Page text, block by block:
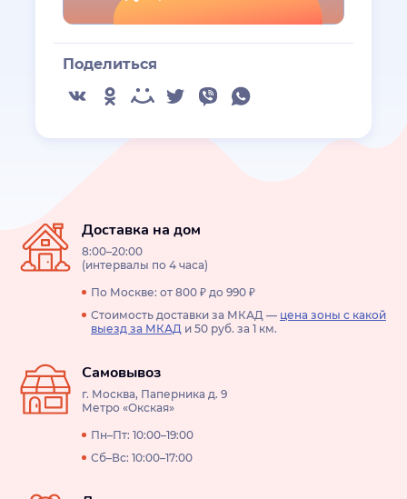
Поделиться
Доставка на дом
8:00–20:00
(интервалы по 4 часа)
По Москве: от 800 ₽ до 990 ₽
Стоимость доставки за МКАД — цена зоны с какой
выезд за МКАД и 50 руб. за 1 км.
Самовывоз
г. Москва, Паперника д. 9
Метро «Окская»
Пн–Пт: 10:00–19:00
Сб–Вс: 10:00–17:00